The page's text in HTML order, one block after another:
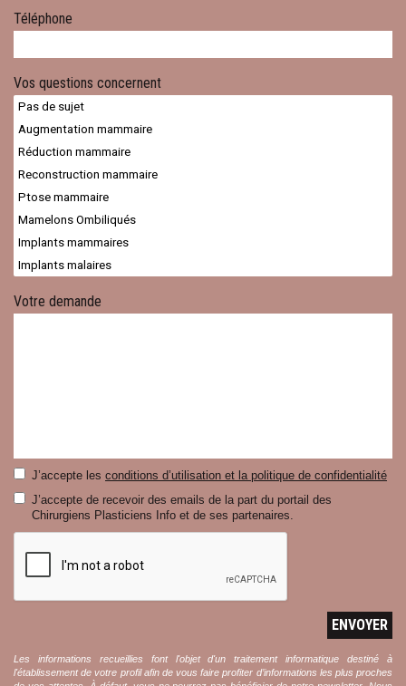
Téléphone
Vos questions concernent
Votre demande
J’accepte les conditions d’utilisation et la politique de confidentialité
J’accepte de recevoir des emails de la part du portail des
Chirurgiens Plasticiens Info et de ses partenaires.
ENVOYER
Les informations recueillies font l'objet d'un traitement informatique destiné à
l'établissement de votre profil afin de vous faire profiter d’informations les plus proches